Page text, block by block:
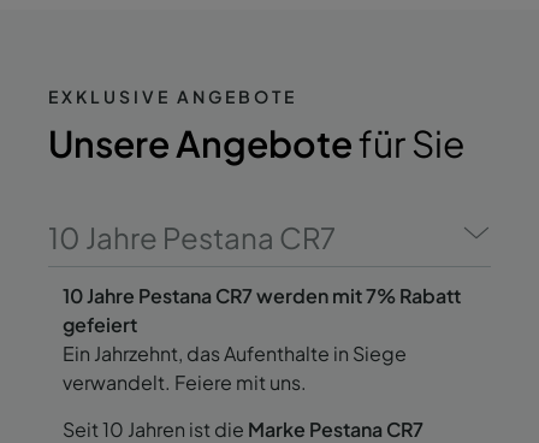
EXKLUSIVE ANGEBOTE
Unsere Angebotefür Sie
10 Jahre Pestana CR7
10 Jahre Pestana CR7 werden mit 7% Rabatt
gefeiert
Ein Jahrzehnt, das Aufenthalte in Siege
verwandelt. Feiere mit uns.
Seit 10 Jahren ist die Marke Pestana CR7